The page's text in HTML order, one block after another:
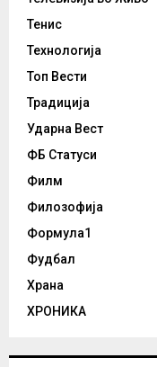
Тенис
Технологија
Топ Вести
Традиција
Ударна Вест
ФБ Статуси
Филм
Филозофија
Формула1
Фудбал
Храна
ХРОНИКА